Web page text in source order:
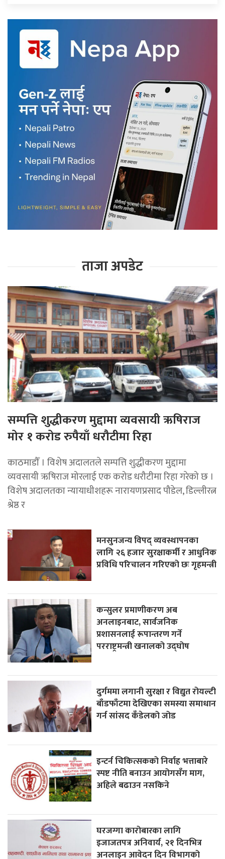
ताजा अपडेट
सम्पत्ति शुद्धीकरण मुद्दामा व्यवसायी ऋषिराज
मोर १ करोड रुपैयाँ धरौटीमा रिहा
काठमाडौँ । विशेष अदालतले सम्पत्ति शुद्धीकरण मुद्दामा
व्यवसायी ऋषिराज मोरलाई एक करोड धरौटीमा रिहा गरेको छ ।
विशेष अदालतका न्यायाधीशहरू नारायणप्रसाद पौडेल, डिल्लीरत्न
श्रेष्ठ र
मनसुनजन्य विपद् व्यवस्थापनका
लागि २६ हजार सुरक्षाकर्मी र आधुनिक
प्रविधि परिचालन गरिएको छः गृहमन्त्री
कन्सुलर प्रमाणीकरण अब
अनलाइनबाट, सार्वजनिक
प्रशासनलाई रूपान्तरण गर्ने
परराष्ट्रमन्त्री खनालको उद्घोष
दुर्गममा लगानी सुरक्षा र विद्युत रोयल्टी
बाँडफाँटमा देखिएका समस्या समाधान
गर्न सांसद कँडेलको जोड
इन्टर्न चिकित्सकको निर्वाह भत्ताबारे
स्पष्ट नीति बनाउन आयोगसँग माग,
अहिले बढाउन नसकिने
घरजग्गा कारोबारका लागि
इजाजतपत्र अनिवार्य, २१ दिनभित्र
अनलाइन आवेदन दिन विभागको